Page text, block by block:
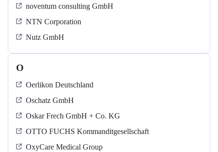
noventum consulting GmbH
NTN Corporation
Nutz GmbH
O
Oerlikon Deutschland
Oschatz GmbH
Oskar Frech GmbH + Co. KG
OTTO FUCHS Kommanditgesellschaft
OxyCare Medical Group